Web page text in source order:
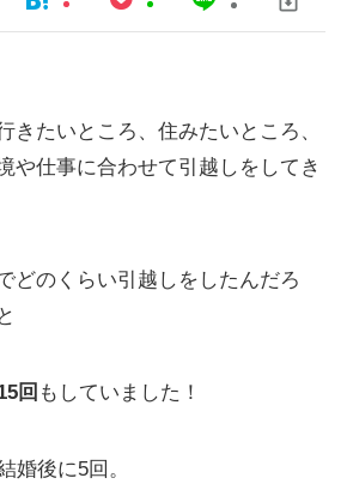
きたいところ、住みたいところ、
や仕事に合わせて引越しをしてき
どのくらい引越しをしたんだろ
回 もしていました！
婚後に5回。